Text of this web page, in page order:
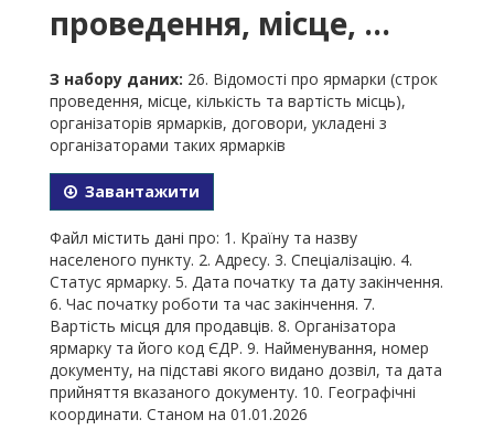
проведення, місце, ...
З набору даних: 26. Відомості про ярмарки (строк
проведення, місце, кількість та вартість місць),
організаторів ярмарків, договори, укладені з
організаторами таких ярмарків
Завантажити
Файл містить дані про: 1. Країну та назву
населеного пункту. 2. Адресу. 3. Спеціалізацію. 4.
Статус ярмарку. 5. Дата початку та дату закінчення.
6. Час початку роботи та час закінчення. 7.
Вартість місця для продавців. 8. Організатора
ярмарку та його код ЄДР. 9. Найменування, номер
документу, на підставі якого видано дозвіл, та дата
прийняття вказаного документу. 10. Географічні
координати. Станом на 01.01.2026